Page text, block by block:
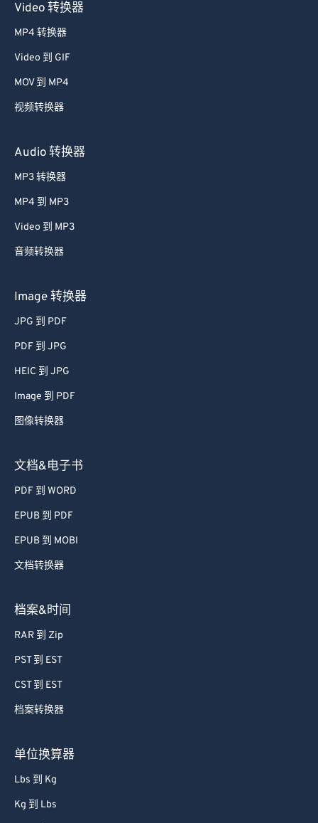
Video 转换器
MP4 转换器
Video 到 GIF
MOV 到 MP4
视频转换器
Audio 转换器
MP3 转换器
MP4 到 MP3
Video 到 MP3
音频转换器
Image 转换器
JPG 到 PDF
PDF 到 JPG
HEIC 到 JPG
Image 到 PDF
图像转换器
文档&电子书
PDF 到 WORD
EPUB 到 PDF
EPUB 到 MOBI
文档转换器
档案&时间
RAR 到 Zip
PST 到 EST
CST 到 EST
档案转换器
单位换算器
Lbs 到 Kg
Kg 到 Lbs